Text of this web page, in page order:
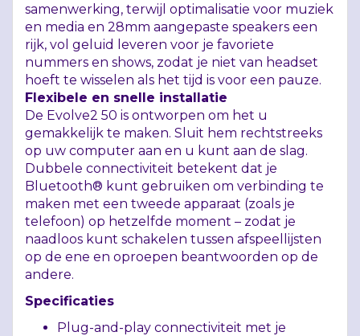
samenwerking, terwijl optimalisatie voor muziek
en media en 28mm aangepaste speakers een
rijk, vol geluid leveren voor je favoriete
nummers en shows, zodat je niet van headset
hoeft te wisselen als het tijd is voor een pauze.
Flexibele en snelle installatie
De Evolve2 50 is ontworpen om het u
gemakkelijk te maken. Sluit hem rechtstreeks
op uw computer aan en u kunt aan de slag.
Dubbele connectiviteit betekent dat je
Bluetooth® kunt gebruiken om verbinding te
maken met een tweede apparaat (zoals je
telefoon) op hetzelfde moment – zodat je
naadloos kunt schakelen tussen afspeellijsten
op de ene en oproepen beantwoorden op de
andere.
Specificaties
Plug-and-play connectiviteit met je